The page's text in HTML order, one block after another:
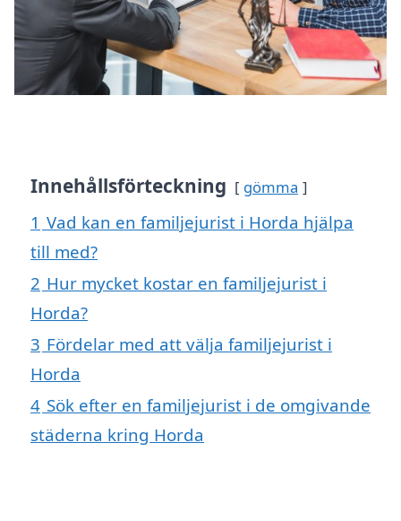
Innehållsförteckning gömma
1 Vad kan en familjejurist i Horda hjälpa
till med?
2 Hur mycket kostar en familjejurist i
Horda?
3 Fördelar med att välja familjejurist i
Horda
4 Sök efter en familjejurist i de omgivande
städerna kring Horda